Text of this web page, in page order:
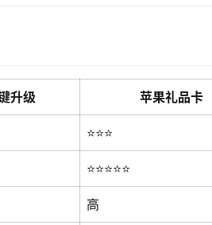
升级 苹果礼品卡
⭐⭐⭐
⭐⭐⭐⭐⭐
高